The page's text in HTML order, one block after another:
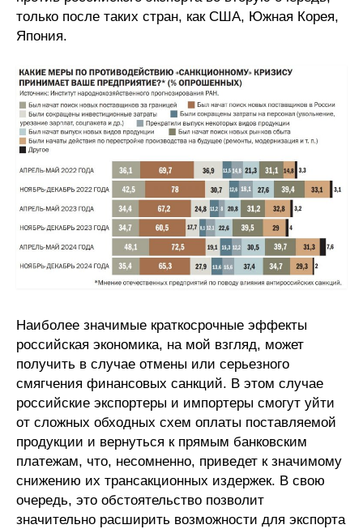
только после таких стран, как США, Южная Корея,
Япония.
Наиболее значимые краткосрочные эффекты
российская экономика, на мой взгляд, может
получить в случае отмены или серьезного
смягчения финансовых санкций. В этом случае
российские экспортеры и импортеры смогут уйти
от сложных обходных схем оплаты поставляемой
продукции и вернуться к прямым банковским
платежам, что, несомненно, приведет к значимому
снижению их трансакционных издержек. В свою
очередь, это обстоятельство позволит
значительно расширить возможности для экспорта